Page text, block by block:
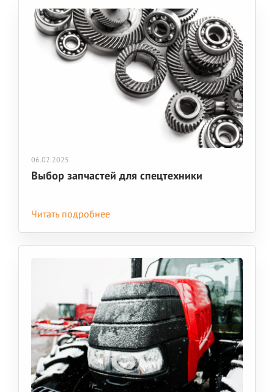
06.02.2025
Выбор запчастей для спецтехники
Читать подробнее